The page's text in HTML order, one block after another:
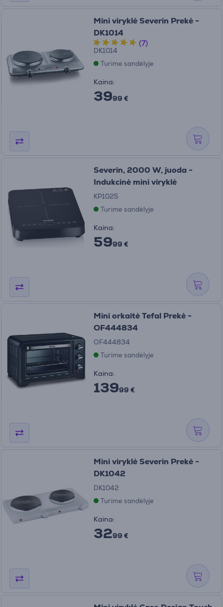
Mini viryklė Severin Prekė -
DK1014
(7)
DK1014
Turime sandėlyje
Kaina:
3999 €
Severin, 2000 W, juoda -
Indukcinė mini viryklė
KP1025
Turime sandėlyje
Kaina:
5999 €
Mini orkaitė Tefal Prekė -
OF444834
OF444834
Turime sandėlyje
Kaina:
13999 €
Mini viryklė Severin Prekė -
DK1042
DK1042
Turime sandėlyje
Kaina:
3299 €